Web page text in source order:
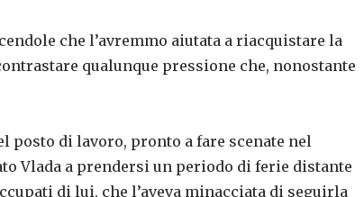
che l’avremmo aiutata a riacquistare la
qualunque pressione che, nonostante
posto di lavoro, pronto a fare scenate nel
Vlada a prendersi un periodo di ferie distante
di lui, che l’aveva minacciata di seguirla